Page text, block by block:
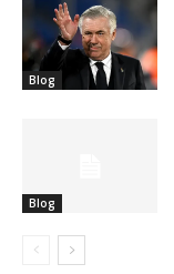
Blog
Blog